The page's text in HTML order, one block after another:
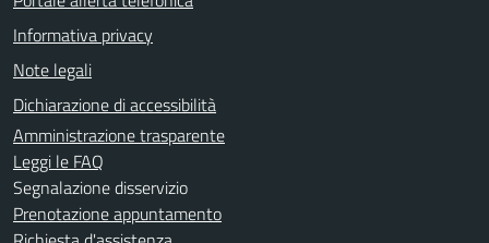
Informativa privacy
Note legali
Dichiarazione di accessibilità
Amministrazione trasparente
Leggi le FAQ
Segnalazione disservizio
Prenotazione appuntamento